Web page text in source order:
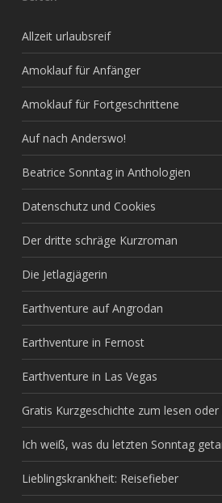
Allzeit urlaubsreif
Amoklauf für Anfänger
Amoklauf für Fortgeschrittene
Auf nach Anderswo!
Beatrice Sonntag in Anthologien
Datenschutz und Cookies
Der dritte schräge Kurzroman
Die Jetlagjägerin
Earthventure auf Angrodan
Earthventure in Fernost
Earthventure in Las Vegas
Gratis Kurzgeschichte zum lesen
Ich weiß, was du letzten Sonntag
Lieblingskrankheit: Reisefieber